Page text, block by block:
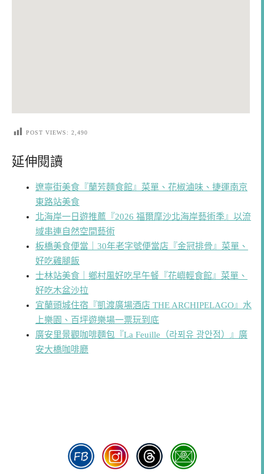
POST VIEWS: 2,490
延伸閱讀
遼寧街美食『蘭芳麵食館』菜單、花椒滷味、捷運南京
東路站美食
北海岸一日遊推薦『2026 福爾摩沙北海岸藝術季』以流
域串連自然空間藝術
板橋美食便當｜30年老字號便當店『金冠排骨』菜單、
好吃雞腿飯
士林站美食｜鄉村風好吃早午餐『花嶼輕食館』菜單、
好吃木盆沙拉
宜蘭頭城住宿『凱渡廣場酒店 THE ARCHIPELAGO』水
上樂園、百坪遊樂場一票玩到底
廣安里景觀咖啡麵包『La Feuille（라푀유 광안점）』廣
安大橋咖啡廳